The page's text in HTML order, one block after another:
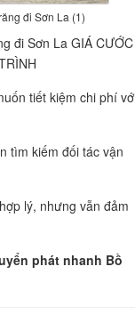
đi Sơn La (1)
đi Sơn La GIÁ CƯỚC
tiết kiệm chi phí
tìm kiếm đối tác vận
lý, nhưng vẫn đảm
phát nhanh Bồ